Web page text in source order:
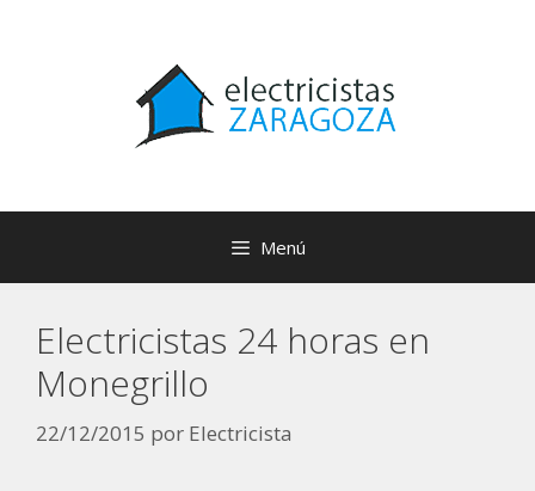
Menú
Electricistas 24 horas en
Monegrillo
22/12/2015 por Electricista